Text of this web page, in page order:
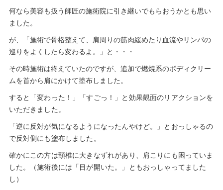
何なら美容も扱う師匠の施術院に引き継いでもらおうかとも思い
ました。
が、「施術で骨格整えて、肩周りの筋肉緩めたり血流やリンパの
巡りをよくしたら変わるよ。」と・・・
その時施術は終えていたのですが、追加で燃焼系のボディクリー
ムを首から肩にかけて塗布しました。
すると「変わった！」「すごっ！」と効果覿面のリアクションを
いただきました。
「逆に反対が気になるようになったんやけど。」とおっしゃるの
で反対側にも塗布しました。
確かにこの方は頸椎に大きなずれがあり、肩こりにも困っていま
した。（施術後には「目が開いた。」ともおっしゃってました
し）